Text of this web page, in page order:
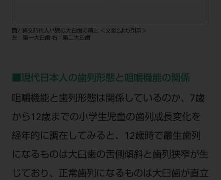
図7 縄文時代人小児の大臼歯の萌出 ＜文献2より引用＞
左：第一大臼歯 右：第二大臼歯
■現代日本人の歯列形態と咀嚼機能の関係
咀嚼機能と歯列形態は関係しているのか、7歳
から12歳までの小学生児童の歯列成長変化を
経年的に調在してみると、12歳時で叢生歯列
になるものは大臼歯の舌側傾斜と歯列狭窄が生
じており、正常歯列になるものは大臼歯が直立